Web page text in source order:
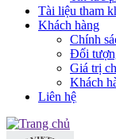
Tài liệu tham
Khách hàng
Chính
Đối
Giá trị
Khách
Liên hệ